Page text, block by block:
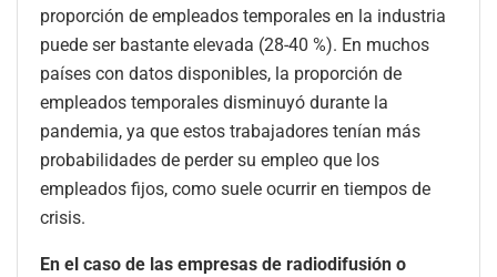
proporción de empleados temporales en la industria
puede ser bastante elevada (28-40 %). En muchos
países con datos disponibles, la proporción de
empleados temporales disminuyó durante la
pandemia, ya que estos trabajadores tenían más
probabilidades de perder su empleo que los
empleados fijos, como suele ocurrir en tiempos de
crisis.
En el caso de las empresas de radiodifusión o